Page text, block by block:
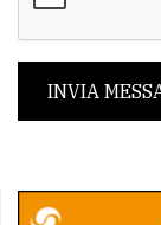
INVIA